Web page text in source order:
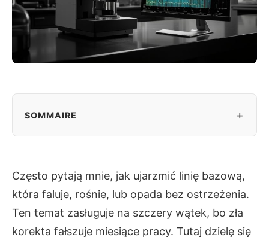
SOMMAIRE +
Często pytają mnie, jak ujarzmić linię bazową,
która faluje, rośnie, lub opada bez ostrzeżenia.
Ten temat zasługuje na szczery wątek, bo zła
korekta fałszuje miesiące pracy. Tutaj dzielę się